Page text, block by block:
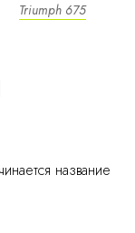
Triumph 675
название